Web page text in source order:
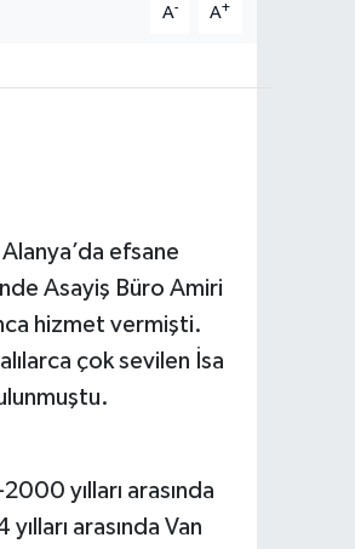
A- A+
efsane
Asayiş Büro Amiri
hizmet vermişti.
çok sevilen İsa
yılları arasında
arasında Van